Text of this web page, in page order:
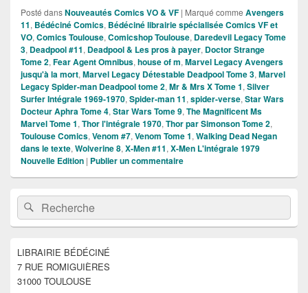
Posté dansNouveautés Comics VO & VF | Marqué comme Avengers
11, Bédéciné Comics, Bédéciné librairie spécialisée Comics VF et
VO, Comics Toulouse, Comicshop Toulouse, Daredevil Legacy Tome
3, Deadpool #11, Deadpool & Les pros à payer, Doctor Strange
Tome 2, Fear Agent Omnibus, house of m, Marvel Legacy Avengers
jusqu'à la mort, Marvel Legacy Détestable Deadpool Tome 3, Marvel
Legacy Spider-man Deadpool tome 2, Mr & Mrs X Tome 1, Silver
Surfer Intégrale 1969-1970, Spider-man 11, spider-verse, Star Wars
Docteur Aphra Tome 4, Star Wars Tome 9, The Magnificent Ms
Marvel Tome 1, Thor l'intégrale 1970, Thor par Simonson Tome 2,
Toulouse Comics, Venom #7, Venom Tome 1, Walking Dead Negan
dans le texte, Wolverine 8, X-Men #11, X-Men L'intégrale 1979
Nouvelle Edition | Publier un commentaire
Zone
principale
de
widget
barre
latérale
Recherche :Rechercher
LIBRAIRIE BÉDÉCINÉ
7 RUE ROMIGUIÈRES
31000 TOULOUSE